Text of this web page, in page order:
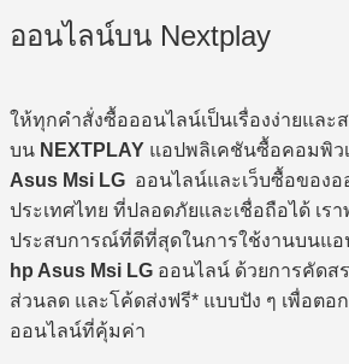
ออนไลน์บน Nextplay
ให้ทุกคำสั่งซื้อออนไลน์เป็นเรื่องง่ายแล
บน NEXTPLAY แอปพลิเคชันซื้อคอมพิว
Asus Msi LG ออนไลน์และเว็บซื้อของ
ประเทศไทย ที่ปลอดภัยและเชื่อถือได้ เร
ประสบการณ์ที่ดีที่สุดในการใช้งานบนแอ
hp Asus Msi LG ออนไลน์ ด้วยการคัดส
ส่วนลด และโค้ดส่งฟรี* แบบปัง ๆ เพื่อตอ
ออนไลน์ที่คุ้มค่า